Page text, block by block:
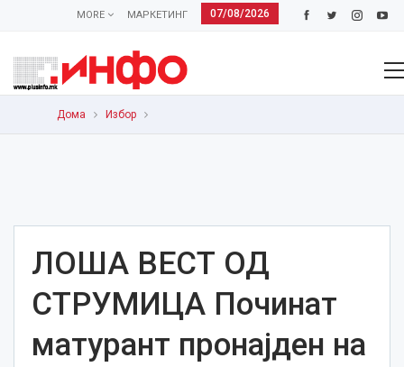
07/08/2026
МАРКЕТИНГ
MORE
Дома Избор
ЛОША ВЕСТ ОД
СТРУМИЦА Починат
матурант пронајден на